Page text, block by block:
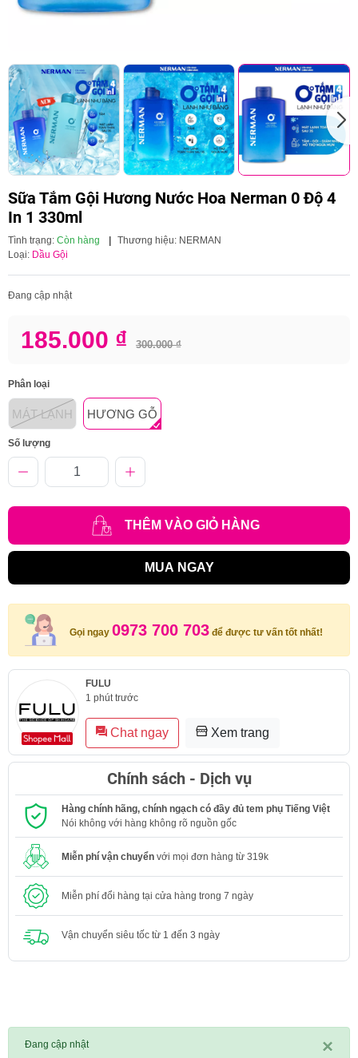
Sữa Tắm Gội Hương Nước Hoa Nerman 0 Độ 4
In 1 330ml
Tình trạng: Còn hàng | Thương hiệu: NERMAN
Loại: Dầu Gội
Đang cập nhật
185.000 ₫ 300.000 ₫
Phân loại
MÁT LẠNH HƯƠNG GỖ
Số lượng
THÊM VÀO GIỎ HÀNG
MUA NGAY
Gọi ngay 0973 700 703 để được tư vấn tốt nhất!
FULU
1 phút trước
Chat ngay Xem trang
Chính sách - Dịch vụ
Hàng chính hãng, chính ngạch có đầy đủ tem phụ Tiếng Việt
Nói không với hàng không rõ nguồn gốc
Miễn phí vận chuyển với mọi đơn hàng từ 319k
Miễn phí đổi hàng tại cửa hàng trong 7 ngày
Vận chuyển siêu tốc từ 1 đến 3 ngày
×
Đang cập nhật